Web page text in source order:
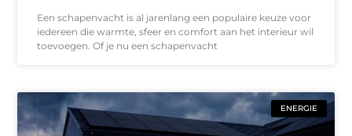
Een schapenvacht is al jarenlang een populaire keuze voor
iedereen die warmte, sfeer en comfort aan het interieur wil
toevoegen. Of je nu een schapenvacht
ENERGIE